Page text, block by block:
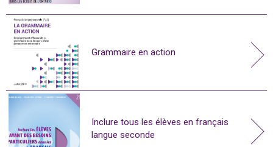
Grammaire en action
Inclure tous les élèves en français
langue seconde